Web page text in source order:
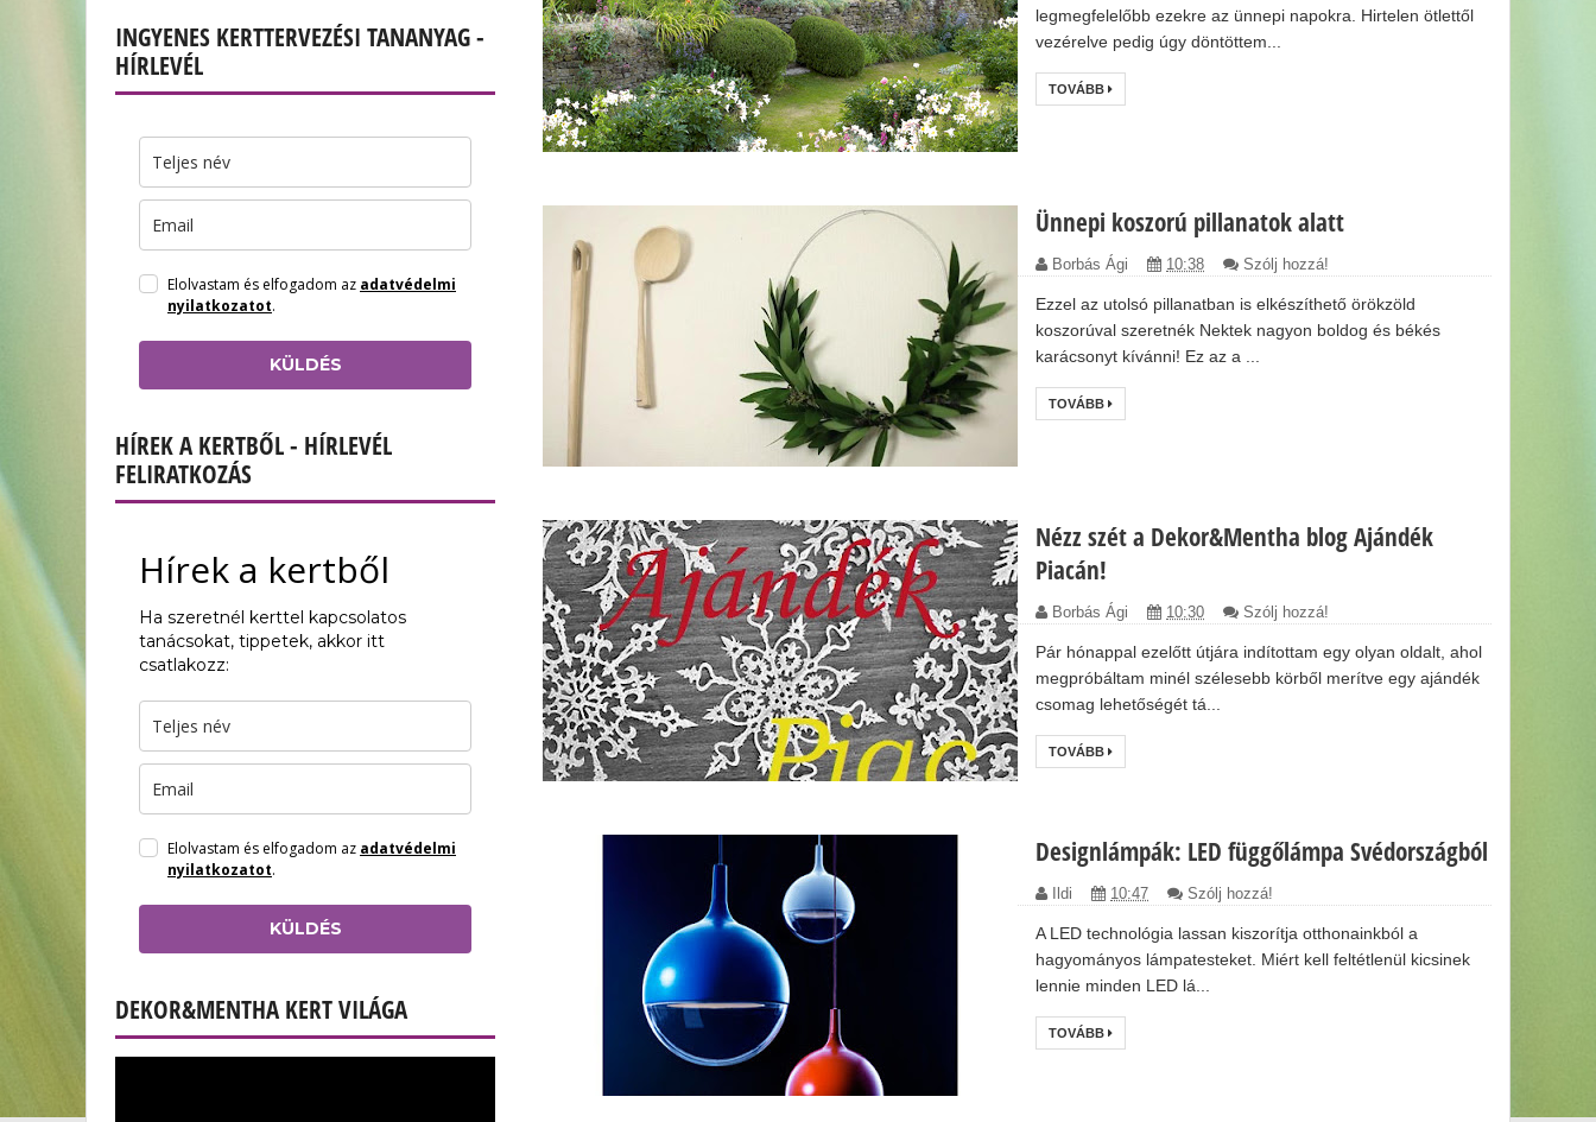
legmegfelelőbb ezekre az ünnepi napokra. Hirtelen ötlettől
vezérelve pedig úgy döntöttem...
TOVÁBB
Ünnepi koszorú pillanatok alatt
Borbás Ági 10:38 Szólj hozzá!
Ezzel az utolsó pillanatban is elkészíthető örökzöld
koszorúval szeretnék Nektek nagyon boldog és békés
karácsonyt kívánni! Ez az a ...
TOVÁBB
Nézz szét a Dekor&Mentha blog Ajándék
Piacán!
Borbás Ági 10:30 Szólj hozzá!
Pár hónappal ezelőtt útjára indítottam egy olyan oldalt, ahol
megpróbáltam minél szélesebb körből merítve egy ajándék
csomag lehetőségét tá...
TOVÁBB
Designlámpák: LED függőlámpa Svédországból
Ildi 10:47 Szólj hozzá!
A LED technológia lassan kiszorítja otthonainkból a
hagyományos lámpatesteket. Miért kell feltétlenül kicsinek
lennie minden LED lá...
TOVÁBB
INGYENES KERTTERVEZÉSI TANANYAG -
HÍRLEVÉL
Elolvastam és elfogadom az adatvédelmi
nyilatkozatot.
KÜLDÉS
HÍREK A KERTBŐL - HÍRLEVÉL
FELIRATKOZÁS
Hírek a kertből
Ha szeretnél kerttel kapcsolatos
tanácsokat, tippetek, akkor itt
csatlakozz:
Elolvastam és elfogadom az adatvédelmi
nyilatkozatot.
KÜLDÉS
DEKOR&MENTHA KERT VILÁGA